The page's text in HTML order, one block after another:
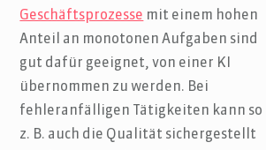
Geschäftsprozesse mit einem hohen
Anteil an monotonen Aufgaben sind
gut dafür geeignet, von einer KI
übernommen zu werden. Bei
fehleranfälligen Tätigkeiten kann so
z. B. auch die Qualität sichergestellt